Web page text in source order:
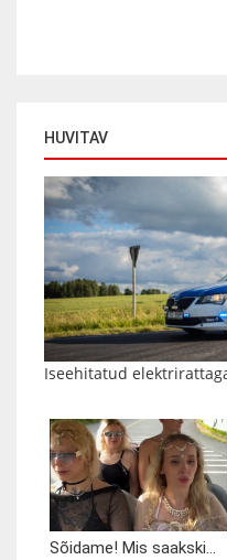
HUVITAV
Iseehitatud
Sõidame! Mis saakski...